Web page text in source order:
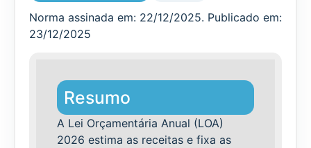
Norma assinada em: 22/12/2025. Publicado em:
23/12/2025
Resumo
A Lei Orçamentária Anual (LOA)
2026 estima as receitas e fixa as